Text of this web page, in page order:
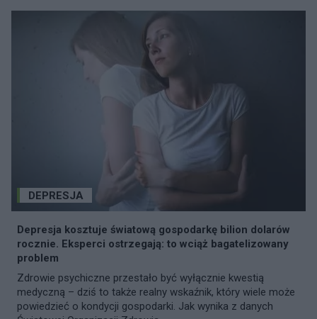
DEPRESJA
Depresja kosztuje światową gospodarkę bilion dolarów
rocznie. Eksperci ostrzegają: to wciąż bagatelizowany
problem
Zdrowie psychiczne przestało być wyłącznie kwestią
medyczną – dziś to także realny wskaźnik, który wiele może
powiedzieć o kondycji gospodarki. Jak wynika z danych